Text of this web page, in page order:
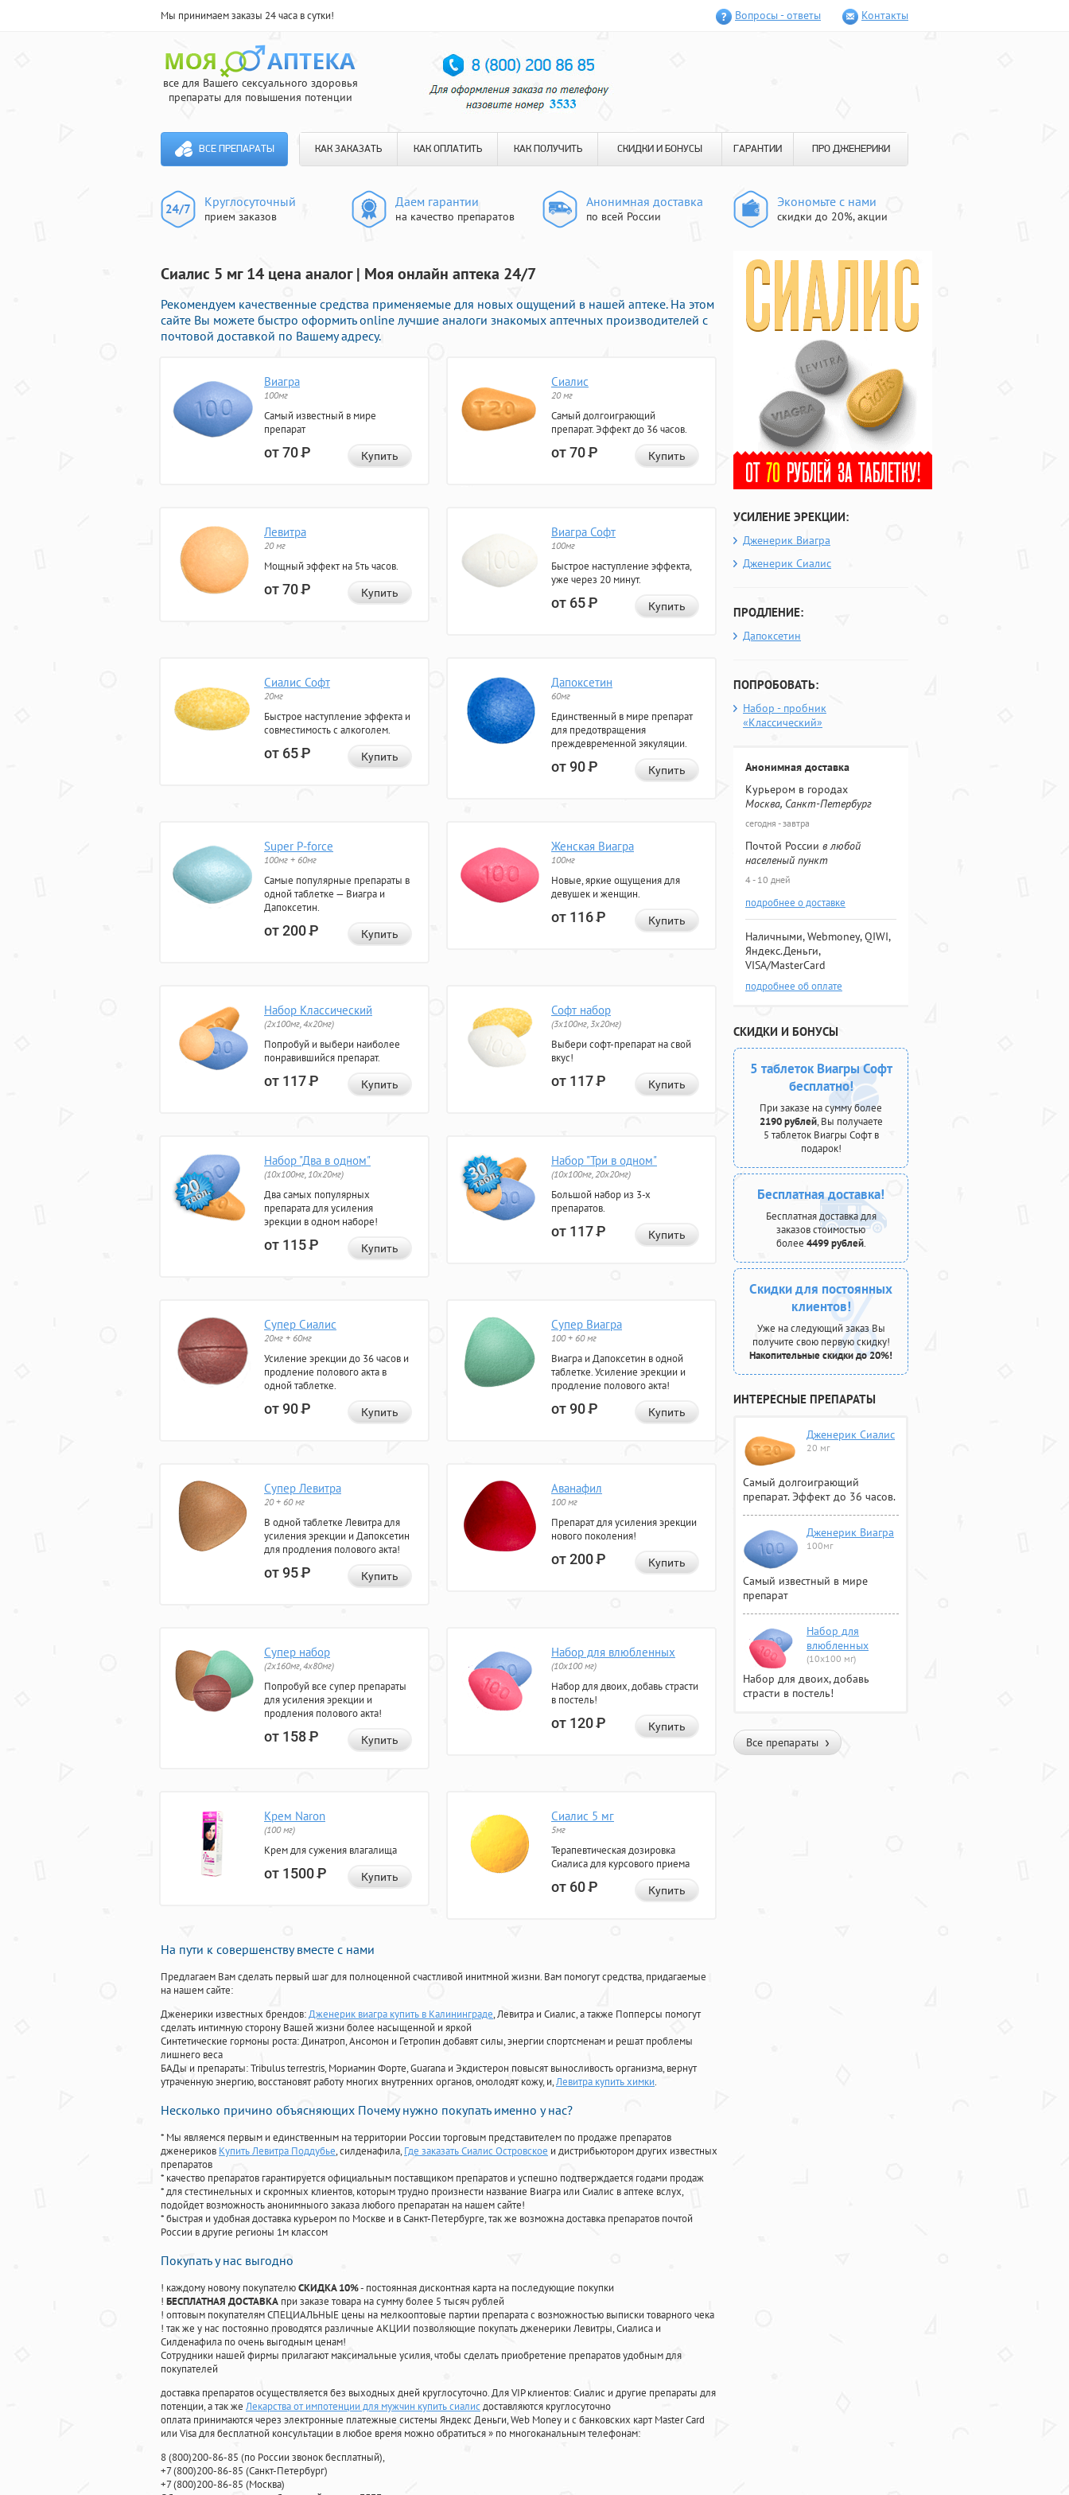
Мы принимаем заказы 24 часа в сутки! Вопросы - ответы Контакты
все для Вашего сексуального здоровья
препараты для повышения потенции
ВСЕ ПРЕПАРАТЫ КАК ЗАКАЗАТЬ КАК ОПЛАТИТЬ КАК ПОЛУЧИТЬ СКИДКИ И БОНУСЫ ГАРАНТИИ ПРО ДЖЕНЕРИКИ
Круглосуточный
прием заказов
Даем гарантии
на качество препаратов
Анонимная доставка
по всей России
Экономьте с нами
скидки до 20%, акции
Сиалис 5 мг 14 цена аналог | Моя онлайн аптека 24/7
Рекомендуем качественные средства применяемые для новых ощущений в нашей аптеке. На этом
сайте Вы можете быстро оформить online лучшие аналоги знакомых аптечных производителей с
почтовой доставкой по Вашему адресу.
Виагра
100мг
Самый известный в мире
препарат
от 70Р Купить
Сиалис
20 мг
Самый долгоиграющий
препарат. Эффект до 36 часов.
от 70Р Купить
Левитра
20 мг
Мощный эффект на 5ть часов.
от 70Р Купить
Виагра Софт
100мг
Быстрое наступление эффекта,
уже через 20 минут.
от 65Р Купить
Сиалис Софт
20мг
Быстрое наступление эффекта и
совместимость с алкоголем.
от 65Р Купить
Дапоксетин
60мг
Единственный в мире препарат
для предотвращения
преждевременной эякуляции.
от 90Р Купить
Super P-force
100мг + 60мг
Самые популярные препараты в
одной таблетке — Виагра и
Дапоксетин.
от 200Р Купить
Женская Виагра
100мг
Новые, яркие ощущения для
девушек и женщин.
от 116Р Купить
Набор Классический
(2x100мг, 4x20мг)
Попробуй и выбери наиболее
понравившийся препарат.
от 117Р Купить
Софт набор
(3x100мг, 3x20мг)
Выбери софт-препарат на свой
вкус!
от 117Р Купить
Набор "Два в одном"
(10x100мг, 10x20мг)
Два самых популярных
препарата для усиления
эрекции в одном наборе!
от 115Р Купить
Набор "Три в одном"
(10x100мг, 20x20мг)
Большой набор из 3-х
препаратов.
от 117Р Купить
Супер Сиалис
20мг + 60мг
Усиление эрекции до 36 часов и
продление полового акта в
одной таблетке.
от 90Р Купить
Супер Виагра
100 + 60 мг
Виагра и Дапоксетин в одной
таблетке. Усиление эрекции и
продление полового акта!
от 90Р Купить
Супер Левитра
20 + 60 мг
В одной таблетке Левитра для
усиления эрекции и Дапоксетин
для продления полового акта!
от 95Р Купить
Аванафил
100 мг
Препарат для усиления эрекции
нового поколения!
от 200Р Купить
Супер набор
(2х160мг, 4х80мг)
Попробуй все супер препараты
для усиления эрекции и
продления полового акта!
от 158Р Купить
Набор для влюбленных
(10х100 мг)
Набор для двоих, добавь страсти
в постель!
от 120Р Купить
Крем Naron
(100 мг)
Крем для сужения влагалища
от 1500Р Купить
Сиалис 5 мг
5мг
Терапевтическая дозировка
Сиалиса для курсового приема
от 60Р Купить
На пути к совершенству вместе с нами
Предлагаем Вам сделать первый шаг для полноценной счастливой инитмной жизни. Вам помогут средства, придагаемые
на нашем сайте:
Дженерики известных брендов:Дженерик виагра купить в Калининграде, Левитра и Сиалис, а также Попперсы помогут
сделать интимную сторону Вашей жизни более насыщенной и яркой
Синтетические гормоны роста: Динатроп, Ансомон и Гетропин добавят силы, энергии спортсменам и решат проблемы
лишнего веса
БАДы и препараты:Tribulus terrestris, Мориамин Форте, Guarana и Экдистерон повысят выносливость организма, вернут
утраченную энергию, восстановят работу многих внутренних органов, омолодят кожу, и,Левитра купить химки.
Несколько причино объясняющих Почему нужно покупать именно у нас?
* Мы являемся первым и единственным на территории России торговым представителем по продаже препаратов
дженериков Купить Левитра Поддубье, силденафила, Где заказать Сиалис Островское и дистрибьютором других известных
препаратов
* качество препаратов гарантируется официальным поставщиком препаратов и успешно подтверждается годами продаж
* для стестинельных и скромных клиентов, которым трудно произнести название Виагра или Сиалис в аптеке вслух,
подойдет возможность анонимныого заказа любого препаратан на нашем сайте!
* быстрая и удобная доставка курьером по Москве и в Санкт-Петербурге, так же возможна доставка препаратов почтой
России в другие регионы 1м классом
Покупать у нас выгодно
! каждому новому покупателюСКИДКА 10%- постоянная дисконтная карта на последующие покупки
! БЕСПЛАТНАЯ ДОСТАВКА при заказе товара на сумму более 5 тысяч рублей
! оптовым покупателям СПЕЦИАЛЬНЫЕ цены на мелкооптовые партии препарата с возможностью выписки товарного чека
! так же у нас постоянно проводятся различные АКЦИИ позволяющие покупать дженерики Левитры, Сиалиса и
Силденафила по очень выгодным ценам!
Cотрудники нашей фирмы прилагают максимальные усилия, чтобы сделать приобретение препаратов удобным для
покупателей
доставка препаратов осуществляется без выходных дней круглосуточно. Для VIP клиентов: Сиалис и другие препараты для
потенции, а так же Лекарства от импотенции для мужчин купить сиалисдоставляются круглосуточно
оплата принимаются через электронные платежные системы Яндекс Деньги, Web Money и с банковских карт Master Card
или Visa для бесплатной консультации в любое время можно обратиться» по многоканальным телефонам:
8(800)200-86-85 (по России звонок бесплатный),
+7(800)200-86-85 (Санкт-Петербург)
+7(800)200-86-85 (Москва)
УСИЛЕНИЕ ЭРЕКЦИИ:
Дженерик Виагра
Дженерик Сиалис
ПРОДЛЕНИЕ:
Дапоксетин
ПОПРОБОВАТЬ:
Набор - пробник
«Классический»
Анонимная доставка
Курьером в городах
Москва, Санкт-Петербург
сегодня - завтра
Почтой России в любой
населеный пункт
4 - 10 дней
подробнее о доставке
Наличными, Webmoney, QIWI,
Яндекс.Деньги,
VISA/MasterCard
подробнее об оплате
СКИДКИ И БОНУСЫ
5 таблеток Виагры Софт
бесплатно!
При заказе на сумму более
2190 рублей, Вы получаете
5 таблеток Виагры Софт в
подарок!
Бесплатная доставка!
Бесплатная доставка для
заказов стоимостью
более 4499 рублей.
Скидки для постоянных
клиентов!
Уже на следующий заказ Вы
получите свою первую скидку!
Накопительные скидки до 20%!
ИНТЕРЕСНЫЕ ПРЕПАРАТЫ
Дженерик Сиалис
20 мг
Самый долгоиграющий
препарат. Эффект до 36 часов.
Дженерик Виагра
100мг
Самый известный в мире
препарат
Набор для
влюбленных
(10х100 мг)
Набор для двоих, добавь
страсти в постель!
Все препараты